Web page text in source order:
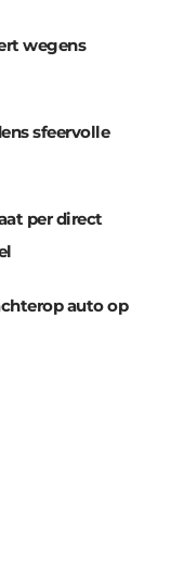
wegens
sfeervolle
per direct
auto op